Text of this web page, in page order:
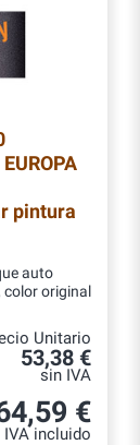
pintura
auto
color original
Unitario
53,38 €
sin IVA
€
IVA incluido